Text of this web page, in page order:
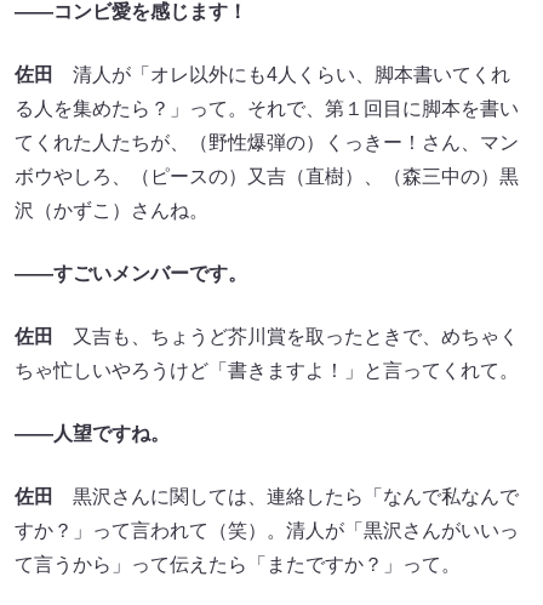
――コンビ愛を感じます！
佐田
清人が「オレ以外にも4人くらい、脚本書いてくれ
る人を集めたら？」って。それで、第１回目に脚本を書い
てくれた人たちが、（野性爆弾の）くっきー！さん、マン
ボウやしろ、（ピースの）又吉（直樹）、（森三中の）黒
沢（かずこ）さんね。
――すごいメンバーです。
佐田
又吉も、ちょうど芥川賞を取ったときで、めちゃく
ちゃ忙しいやろうけど「書きますよ！」と言ってくれて。
――人望ですね。
佐田
黒沢さんに関しては、連絡したら「なんで私なんで
すか？」って言われて（笑）。清人が「黒沢さんがいいっ
て言うから」って伝えたら「またですか？」って。